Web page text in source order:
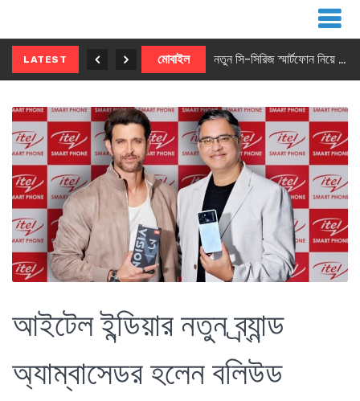
LATEST মোবাইল নতুন সি-সিরিজ স্মার্টফোন নিয়ে আসছে রিয়েলমি
আইটেল ইন্ডিয়ার নতুন ব্র্যান্ড
অ্যাম্বাসেডর হলেন বলিউড